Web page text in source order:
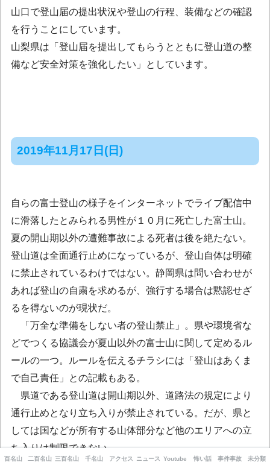
山口で登山届の提出状況や登山の行程、装備などの確認
を行うことにしています。
山梨県は「登山届を提出してもらうとともに登山道の整
備など安全対策を強化したい」としています。
2019年11月17日(日)
自らの富士登山の様子をインターネットでライブ配信中
に滑落したとみられる男性が１０月に死亡した富士山。
夏の開山期以外の遭難事故による死者は後を絶たない。
登山道は全面通行止めになっているが、登山自体は明確
に禁止されているわけではない。静岡県は問い合わせが
あれば登山の自粛を求めるが、強行する場合は黙認せざ
るを得ないのが現状だ。
「万全な準備をしない者の登山禁止」。県や環境省な
どでつくる協議会が夏山以外の富士山に関して定めるル
ールの一つ。ルールを伝えるチラシには「登山はあくま
で自己責任」との記載もある。
県道である登山道は開山期以外、道路法の規定により
通行止めとなり立ち入りが禁止されている。だが、県と
しては国などが所有する山体部分など他のエリアへの立
ち入りは制限できない。
閉山期の富士山は山岳遭難事故のリスクが高い。静岡
百名山 二百名山 三百名山 千名山 アクセス ニュース Youtube 怖い話 事件事故 未分類